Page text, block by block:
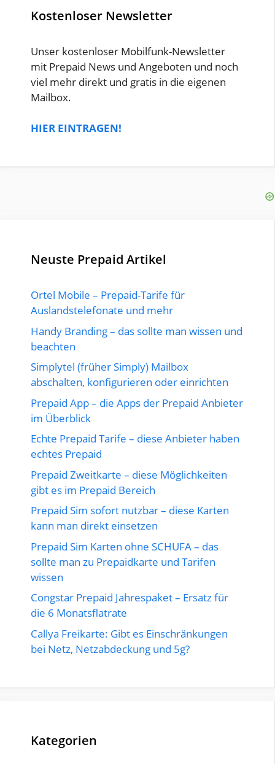
Kostenloser Newsletter
Unser kostenloser Mobilfunk-Newsletter
mit Prepaid News und Angeboten und noch
viel mehr direkt und gratis in die eigenen
Mailbox.
HIER EINTRAGEN!
Neuste Prepaid Artikel
Ortel Mobile – Prepaid-Tarife für
Auslandstelefonate und mehr
Handy Branding – das sollte man wissen und
beachten
Simplytel (früher Simply) Mailbox
abschalten, konfigurieren oder einrichten
Prepaid App – die Apps der Prepaid Anbieter
im Überblick
Echte Prepaid Tarife – diese Anbieter haben
echtes Prepaid
Prepaid Zweitkarte – diese Möglichkeiten
gibt es im Prepaid Bereich
Prepaid Sim sofort nutzbar – diese Karten
kann man direkt einsetzen
Prepaid Sim Karten ohne SCHUFA – das
sollte man zu Prepaidkarte und Tarifen
wissen
Congstar Prepaid Jahrespaket – Ersatz für
die 6 Monatsflatrate
Callya Freikarte: Gibt es Einschränkungen
bei Netz, Netzabdeckung und 5g?
Kategorien